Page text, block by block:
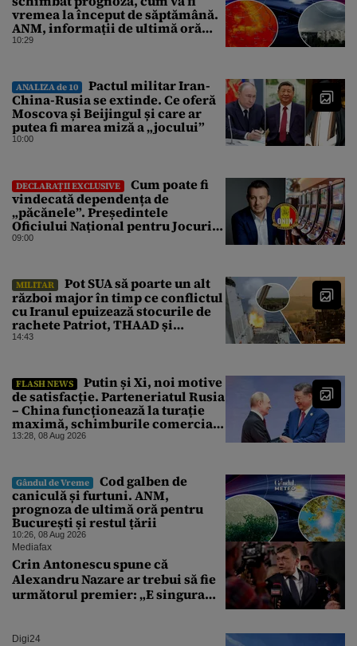
vremea la început de săptămână.
ANM, informații de ultimă oră
pentru Gândul
10:29
ANALIZA de 10
Pactul militar Iran-
China-Rusia se extinde. Ce oferă
Moscova și Beijingul și care ar
putea fi marea miză a „jocului”
10:00
DECLARAȚII EXCLUSIVE
Cum poate fi
vindecată dependența de
„păcănele”. Președintele
Oficiului Național pentru Jocuri
de Noroc propune o ordonanță de
unică
09:00
MILITAR
Pot SUA să poarte un alt
război major în timp ce conflictul
cu Iranul epuizează stocurile de
rachete Patriot, THAAD și
Tomahawk?
14:43
FLASH NEWS
Putin și Xi, noi motive
de satisfacție. Parteneriatul Rusia
– China funcționează la turație
maximă, schimburile comerciale
ating niveluri record
13:28, 08 Aug 2026
Gândul de Vreme
Cod galben de
caniculă și furtuni. ANM,
prognoza de ultimă oră pentru
București și restul țării
10:26, 08 Aug 2026
Mediafax
Crin Antonescu spune că
Alexandru Nazare ar trebui să fie
următorul premier: „E singura
Digi24